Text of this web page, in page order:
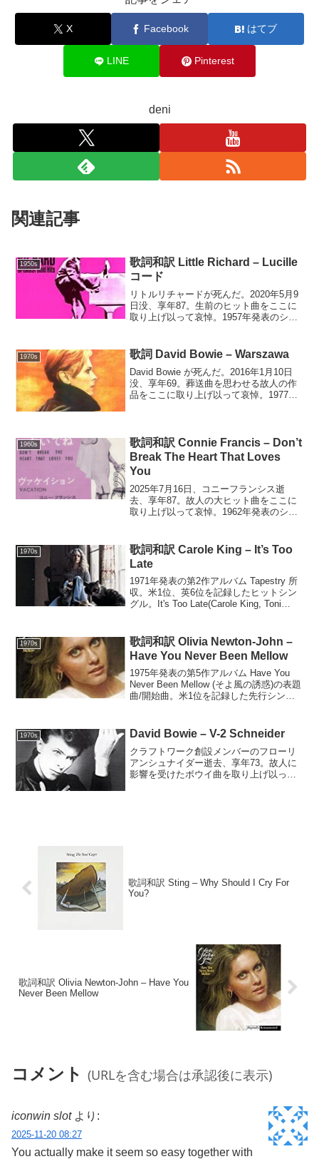
X Facebook はてブ
LINE Pinterest
deni
関連記事
1950s
歌詞和訳 Little Richard – Lucille
コード
リトルリチャードが死んだ。2020年5月9
日没、享年87。生前のヒット曲をここに
取り上げ以って哀悼。1957年発表のシン
C...
1970s 歌詞 David Bowie – Warszawa
David Bowie が死んだ。2016年1月10日
没、享年69。葬送曲を思わせる故人の作
品をここに取り上げ以って哀悼。1977年
1960s
歌詞和訳 Connie Francis – Don’t
Break The Heart That Loves
You
2025年7月16日、コニーフランシス逝
去、享年87。故人の大ヒット曲をここに
取り上げ以って哀悼。1962年発表のシン
1970s
歌詞和訳 Carole King – It’s Too
Late
1971年発表の第2作アルバム Tapestry 所
収。米1位、英6位を記録したヒットシン
グル。It's Too Late(Carole King, Toni
1970s
歌詞和訳 Olivia Newton-John –
Have You Never Been Mellow
1975年発表の第5作アルバム Have You
Never Been Mellow (そよ風の誘惑)の表題
曲/開始曲。米1位を記録した先行シング
1970s David Bowie – V-2 Schneider
クラフトワーク創設メンバーのフローリ
アンシュナイダー逝去、享年73。故人に
影響を受けたボウイ曲を取り上げ以って
歌詞和訳 Sting – Why Should I Cry For
You?
歌詞和訳 Olivia Newton-John – Have You
Never Been Mellow
コメント (URLを含む場合は承認後に表示)
iconwin slot より:
2025-11-20 08:27
You actually make it seem so easy together with